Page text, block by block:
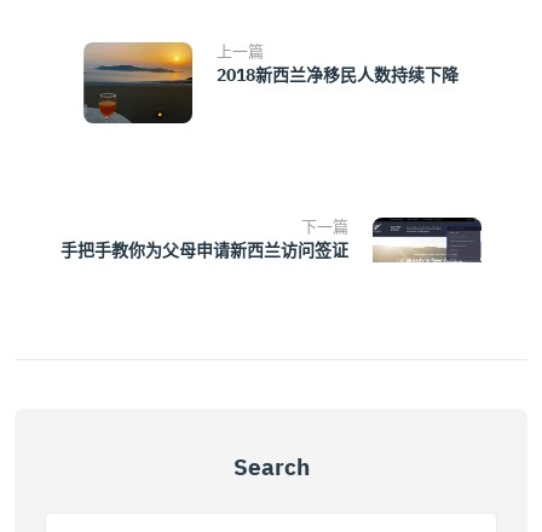
上一篇
2018新西兰净移民人数持续下降
下一篇
手把手教你为父母申请新西兰访问签证
Search